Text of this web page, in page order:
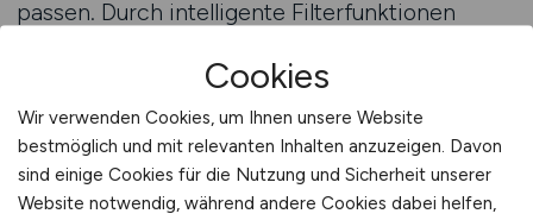
passen. Durch intelligente Filterfunktionen
Region, Schichtmodell, Arbeitszeit oder
Qualifikation strukturieren. Das spart Zeit und
führt direkt zu relevanten Ergebnissen.
Der Jobfinder analysiert die Suchanfragen und
Cookies
Wir verwenden Cookies, um Ihnen unsere Website
bestmöglich und mit relevanten Inhalten anzuzeigen. Davon
sind einige Cookies für die Nutzung und Sicherheit unserer
Website notwendig, während andere Cookies dabei helfen,